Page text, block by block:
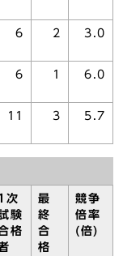
6 2 3.0
6 1 6.0
11 3 5.7
次
験
格
最
終
合
格
競争
倍率
(倍)